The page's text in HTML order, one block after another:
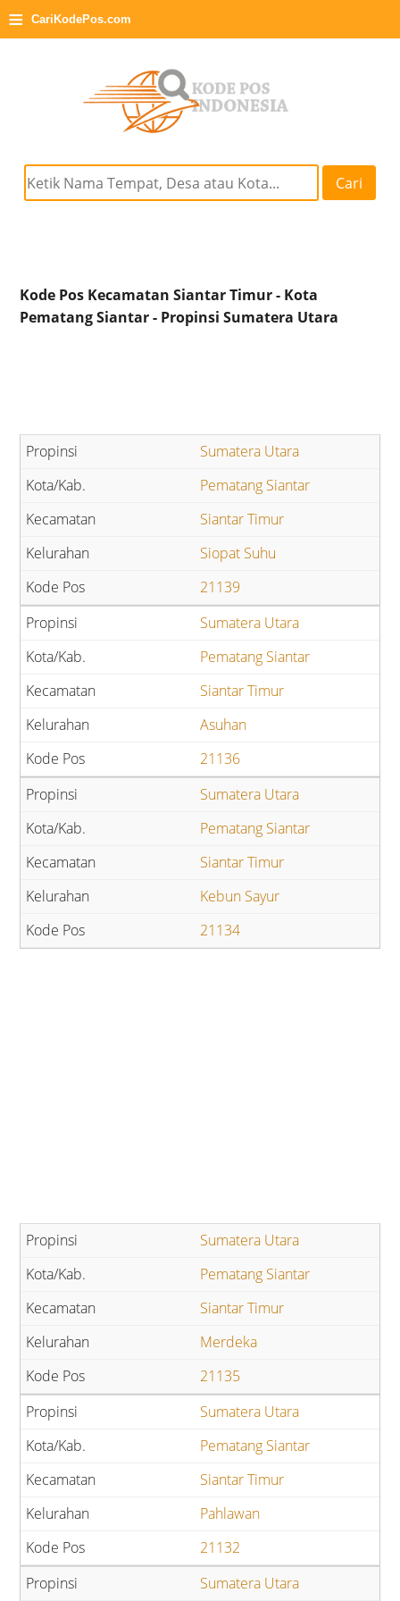
≡ CariKodePos.com
Cari
Kode Pos Kecamatan Siantar Timur - Kota
Pematang Siantar - Propinsi Sumatera Utara
Sumatera Utara
Pematang Siantar
Siantar Timur
Siopat Suhu
21139
Sumatera Utara
Pematang Siantar
Siantar Timur
Asuhan
21136
Sumatera Utara
Pematang Siantar
Siantar Timur
Kebun Sayur
21134
Sumatera Utara
Pematang Siantar
Siantar Timur
Merdeka
21135
Sumatera Utara
Pematang Siantar
Siantar Timur
Pahlawan
21132
Sumatera Utara